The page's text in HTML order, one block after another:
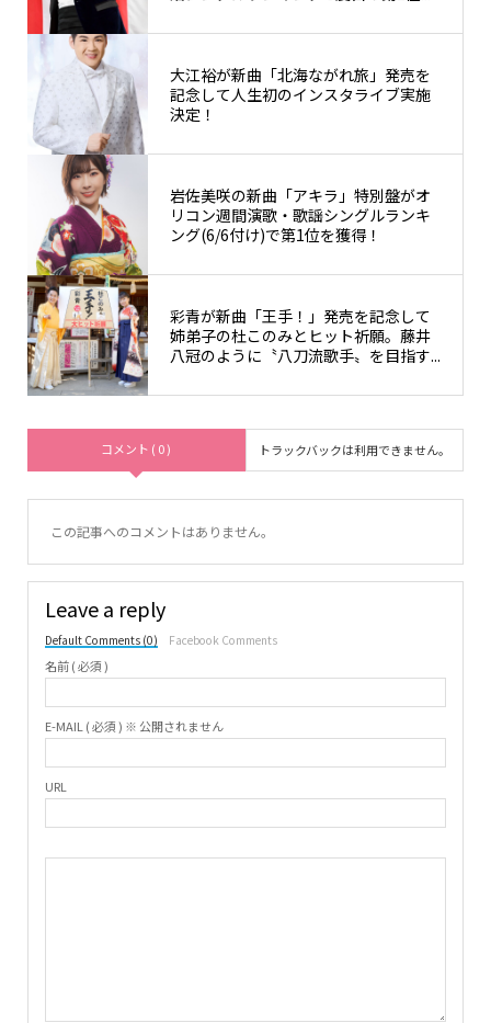
大江裕が新曲「北海ながれ旅」発売を
記念して人生初のインスタライブ実施
決定！
岩佐美咲の新曲「アキラ」特別盤がオ
リコン週間演歌・歌謡シングルランキ
ング(6/6付け)で第1位を獲得！
彩青が新曲「王手！」発売を記念して
姉弟子の杜このみとヒット祈願。藤井
八冠のように〝八刀流歌手〟を目指す...
コメント ( 0 ) トラックバックは利用できません。
この記事へのコメントはありません。
Leave a reply
Default Comments (0) Facebook Comments
名前 ( 必須 )
E-MAIL ( 必須 ) ※ 公開されません
URL